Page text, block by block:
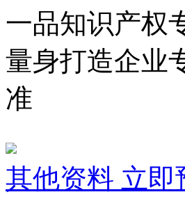
一品知识产权
量身打造企业
准
其他资料 立即